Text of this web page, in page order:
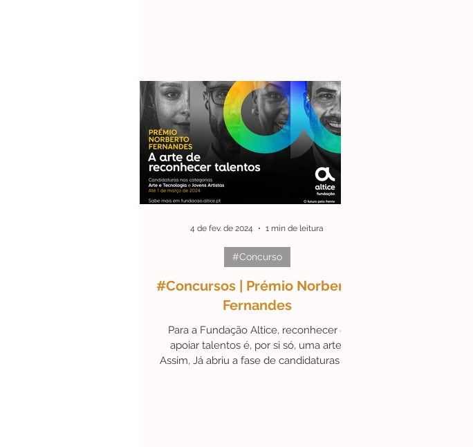
#Concursos | Prémio Norberto
Fernandes
Para a Fundação Altice, reconhecer e
apoiar talentos é, por si só, uma arte.
Assim, Já abriu a fase de candidaturas do
#Concurso
4 de fev. de 2024 1 min de leitura